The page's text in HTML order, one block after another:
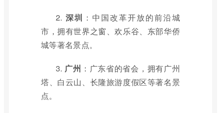
2. 深圳 ：中国改革开放的前沿城
市，拥有世界之窗、欢乐谷、东部华侨
城等著名景点。
3. 广州 ：广东省的省会，拥有广州
塔、白云山、长隆旅游度假区等著名景
点。